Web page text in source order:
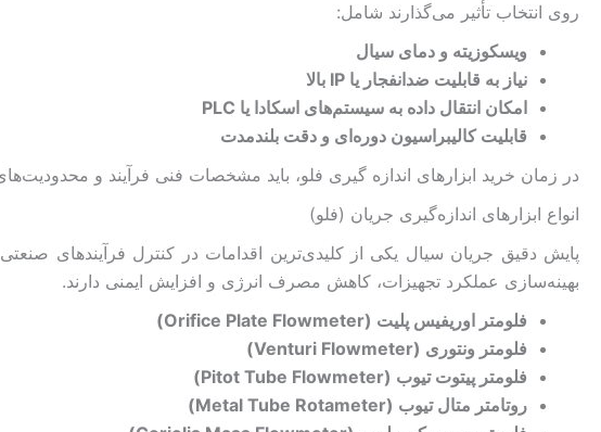
روی انتخاب تأثیر می‌گذارند شامل:
ویسکوزیته و دمای سیال
نیاز به قابلیت ضدانفجار یا IP بالا
امکان انتقال داده به سیستم‌های اسکادا یا PLC
قابلیت کالیبراسیون دوره‌ای و دقت بلندمدت
در زمان خرید ابزارهای اندازه گیری فلو، باید مشخصات فنی فرآیند و
انواع ابزارهای اندازه‌گیری جریان (فلو)
پایش دقیق جریان سیال یکی از کلیدی‌ترین اقدامات در کنترل فرآیندهای
بهینه‌سازی عملکرد تجهیزات، کاهش مصرف انرژی و افزایش ایمنی دارند.
فلومتر اوریفیس پلیت (Orifice Plate Flowmeter)
فلومتر ونتوری (Venturi Flowmeter)
فلومتر پیتوت تیوب (Pitot Tube Flowmeter)
روتامتر متال تیوب (Metal Tube Rotameter)